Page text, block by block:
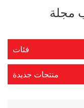
مجلة
فئات
منتجات جديدة